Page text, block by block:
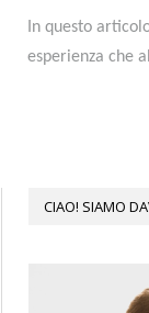
In questo
esperienza che
CIAO! SIAMO